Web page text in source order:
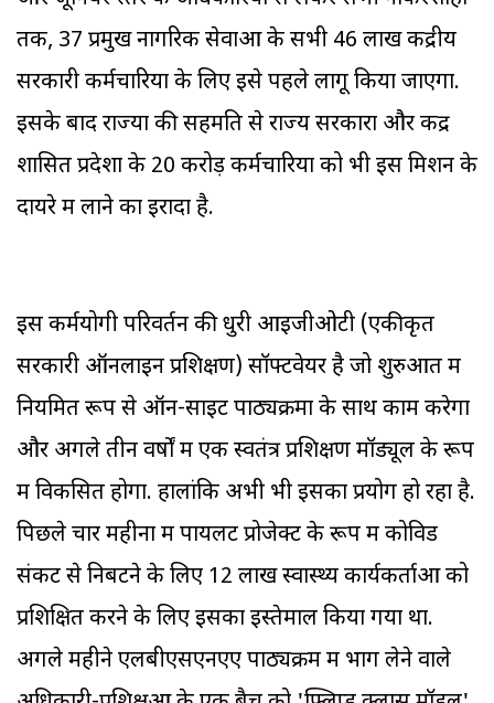
तक, 37 प्रमुख नागरिक सेवाओं के सभी 46 लाख केंद्रीय
सरकारी कर्मचारियों के लिए इसे पहले लागू किया जाएगा.
इसके बाद राज्यों की सहमति से राज्य सरकारों और केंद्र
शासित प्रदेशों के 20 करोड़ कर्मचारियों को भी इस मिशन के
दायरे में लाने का इरादा है.
इस कर्मयोगी परिवर्तन की धुरी आइजीओटी (एकीकृत
सरकारी ऑनलाइन प्रशिक्षण) सॉफ्टवेयर है जो शुरुआत में
नियमित रूप से ऑन-साइट पाठ्यक्रमों के साथ काम करेगा
और अगले तीन वर्षों में एक स्वतंत्र प्रशिक्षण मॉड्यूल के रूप
में विकसित होगा. हालांकि अभी भी इसका प्रयोग हो रहा है.
पिछले चार महीनों में पायलट प्रोजेक्ट के रूप में कोविड
संकट से निबटने के लिए 12 लाख स्वास्थ्य कार्यकर्ताओं को
प्रशिक्षित करने के लिए इसका इस्तेमाल किया गया था.
अगले महीने एलबीएसएनएए पाठ्यक्रम में भाग लेने वाले